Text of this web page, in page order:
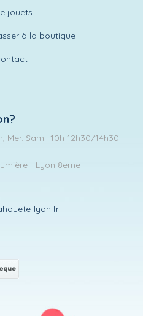
jouets
à la boutique
Mer. Sam.: 10h-12h30/14h30-
- Lyon 8eme
lyon.fr